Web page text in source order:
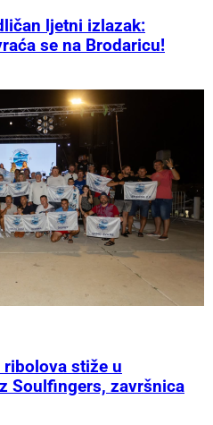
ljetni izlazak:
se na Brodaricu!
ribolova stiže u
Soulfingers, završnica